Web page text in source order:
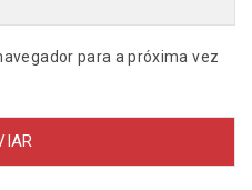
para a próxima vez